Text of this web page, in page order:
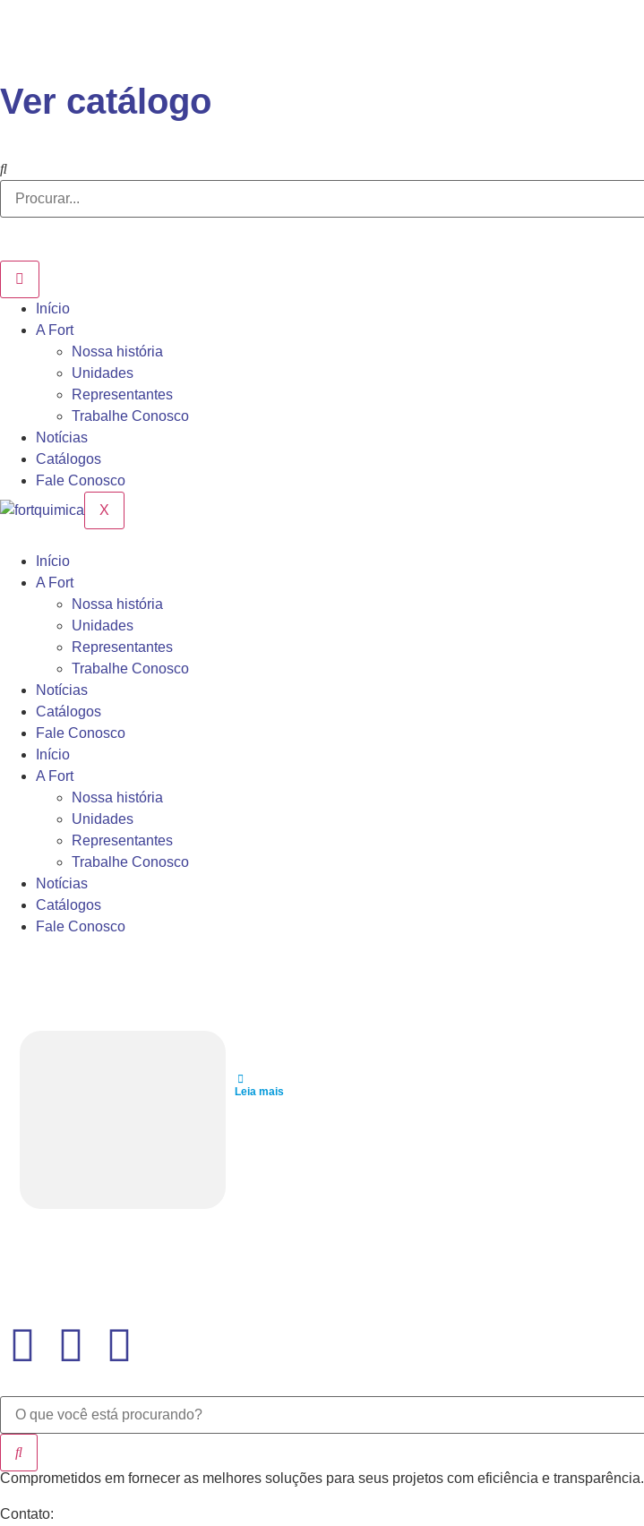
Ver catálogo
Início
A Fort
Nossa história
Unidades
Representantes
Trabalhe Conosco
Notícias
Catálogos
Fale Conosco
X
Início
A Fort
Nossa história
Unidades
Representantes
Trabalhe Conosco
Notícias
Catálogos
Fale Conosco
Início
A Fort
Nossa história
Unidades
Representantes
Trabalhe Conosco
Notícias
Catálogos
Fale Conosco
Leia mais
Comprometidos em fornecer as melhores soluções para seus projetos com eficiência e transparência.
Contato: